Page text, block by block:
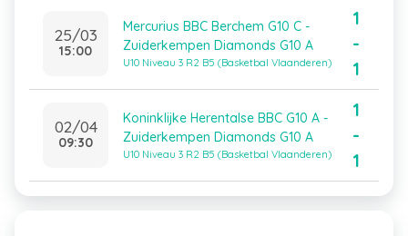
25/03
15:00
Mercurius BBC Berchem G10 C -
Zuiderkempen Diamonds G10 A
U10 Niveau 3 R2 B5 (Basketbal Vlaanderen)
1
-
1
02/04
09:30
Koninklijke Herentalse BBC G10 A -
Zuiderkempen Diamonds G10 A
U10 Niveau 3 R2 B5 (Basketbal Vlaanderen)
1
-
1